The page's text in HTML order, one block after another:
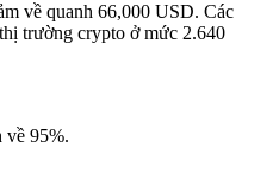
về quanh 66,000 USD. Các
trường crypto ở mức 2.640
về 95%.